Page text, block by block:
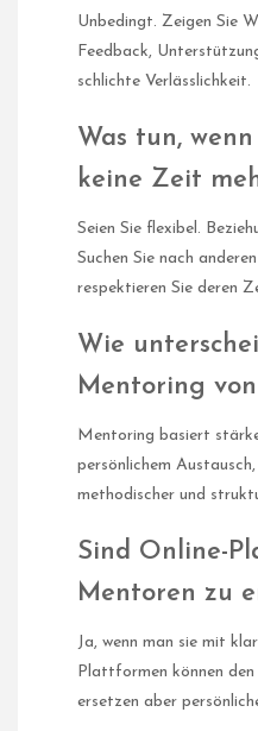
Unbedingt. Zeigen Sie
Feedback,
schlichte Verlässlichkeit.
Was tun,
keine Zeit
Seien Sie flexibel.
Suchen Sie nach
respektieren Sie deren
Wie
Mentoring
Mentoring basiert
persönlichem
methodischer und
Sind Online-
Mentoren zu
Ja, wenn man sie mit
Plattformen können
ersetzen aber